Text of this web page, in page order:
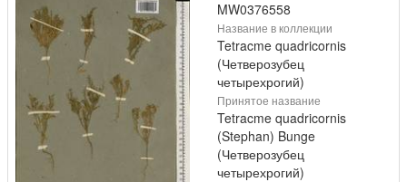
MW0376558
Название в коллекции
Tetracme quadricornis
(Четверозубец
четырехрогий)
Принятое название
Tetracme quadricornis
(Stephan) Bunge
(Четверозубец
четырехрогий)